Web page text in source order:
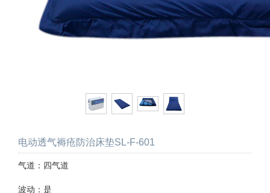
电动透气褥疮防治床垫SL-F-601
气道：四气道
波动：是